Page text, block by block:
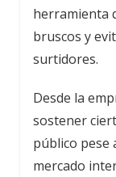
herramienta
bruscos y
surtidores.
Desde la
sostener
público pese
mercado